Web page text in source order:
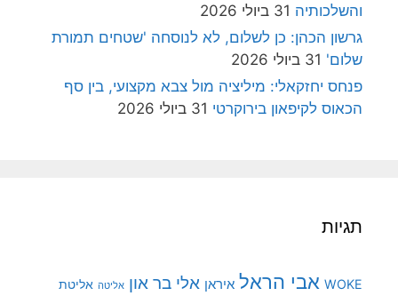
והשלכותיה 31 ביולי 2026
גרשון הכהן: כן לשלום, לא לנוסחה 'שטחים תמורת
שלום' 31 ביולי 2026
פנחס יחזקאלי: מיליציה מול צבא מקצועי, בין סף
הכאוס לקיפאון בירוקרטי 31 ביולי 2026
תגיות
WOKE אבי הראל איראן אלי בר און אליטה אליטת